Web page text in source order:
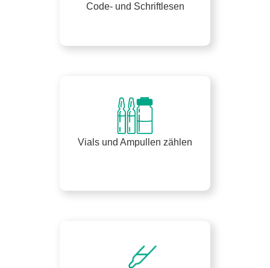
Code- und Schriftlesen
Vials und Ampullen zählen